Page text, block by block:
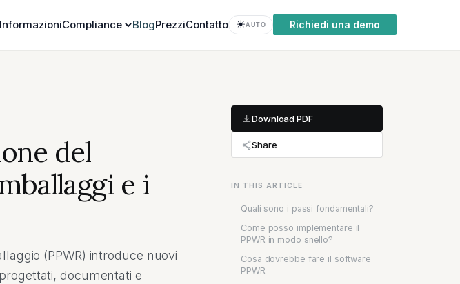
InformazioniCompliance BlogPrezziContatto ☀AUTO Richiedi una demo
del
e i
(PPWR) introduce nuovi
documentati e
Download PDF
Share
IN THIS ARTICLE
Quali sono i passi fondamentali?
Come posso implementare il
PPWR in modo snello?
Cosa dovrebbe fare il software
PPWR